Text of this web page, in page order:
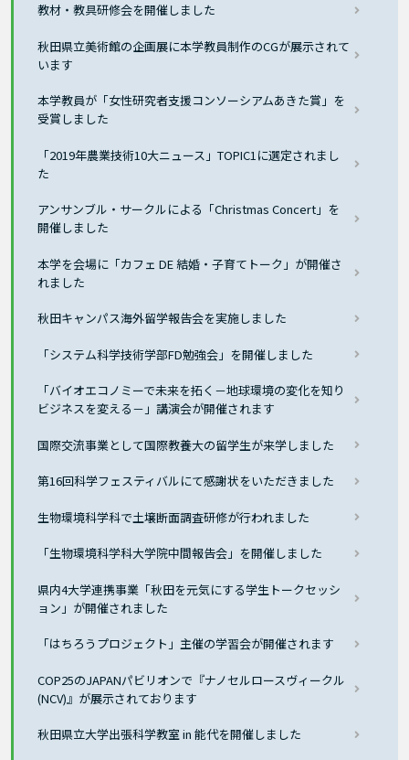
教材・教具研修会を開催しました
秋田県立美術館の企画展に本学教員制作のCGが展示されて
います
本学教員が「女性研究者支援コンソーシアムあきた賞」を
受賞しました
「2019年農業技術10大ニュース」TOPIC1に選定されまし
た
アンサンブル・サークルによる「Christmas Concert」を
開催しました
本学を会場に「カフェ DE 結婚・子育てトーク」が開催さ
れました
秋田キャンパス海外留学報告会を実施しました
「システム科学技術学部FD勉強会」を開催しました
「バイオエコノミーで未来を拓く－地球環境の変化を知り
ビジネスを変える－」講演会が開催されます
国際交流事業として国際教養大の留学生が来学しました
第16回科学フェスティバルにて感謝状をいただきました
生物環境科学科で土壌断面調査研修が行われました
「生物環境科学科大学院中間報告会」を開催しました
県内4大学連携事業「秋田を元気にする学生トークセッシ
ョン」が開催されました
「はちろうプロジェクト」主催の学習会が開催されます
COP25のJAPANパビリオンで『ナノセルロースヴィークル
(NCV)』が展示されております
秋田県立大学出張科学教室 in 能代を開催しました